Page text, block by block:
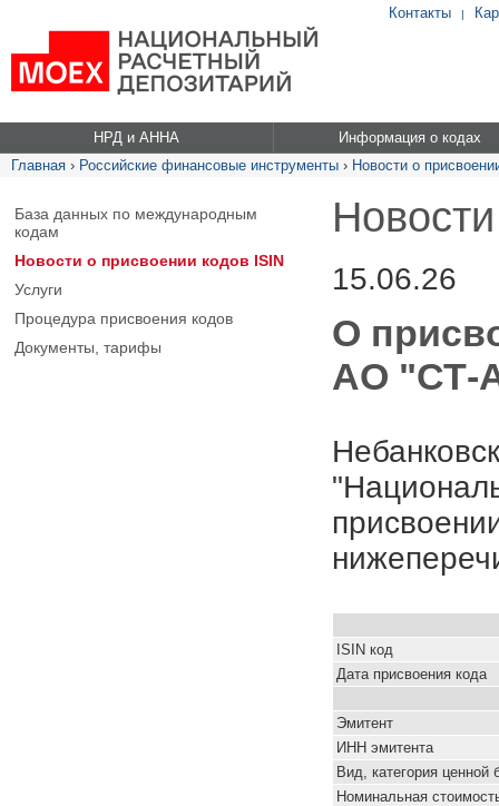
Контакты |
НРД и АННА
Информация о кодах
Главная › Российские финансовые инструменты › Новости о
База данных по международным
кодам
Новости о присвоении кодов ISIN
Услуги
Процедура присвоения кодов
Документы, тарифы
15.06.26
О
АО "СТ-
ISIN код
Дата присвоения кода
Эмитент
ИНН эмитента
Вид, категория ценной
Номинальная